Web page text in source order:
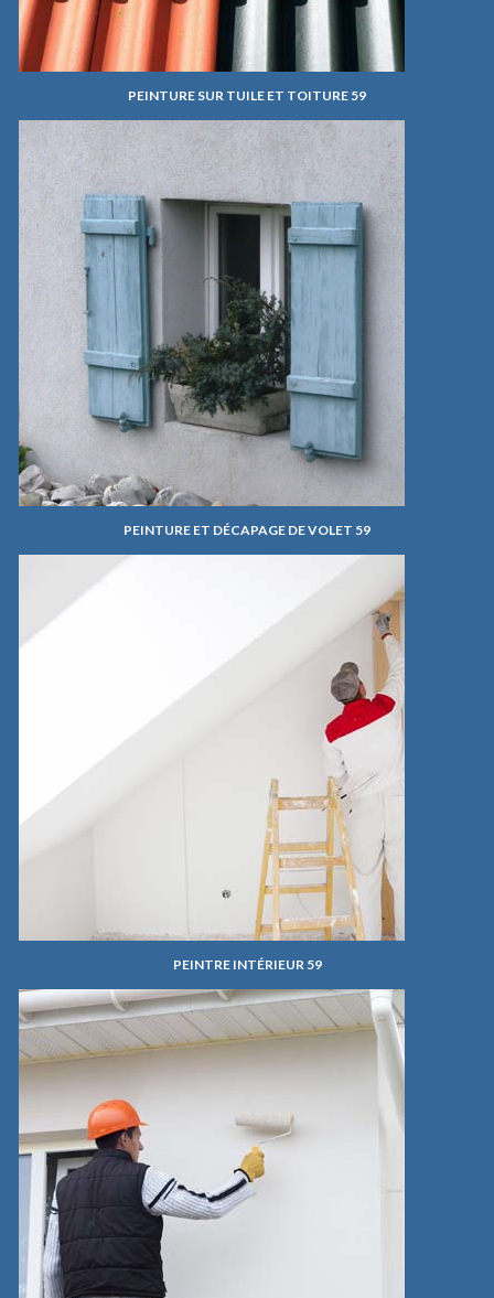
PEINTURE SUR TUILE ET TOITURE 59
PEINTURE ET DÉCAPAGE DE VOLET 59
PEINTRE INTÉRIEUR 59